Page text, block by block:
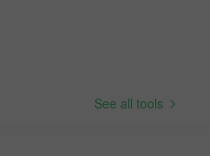
See all tools